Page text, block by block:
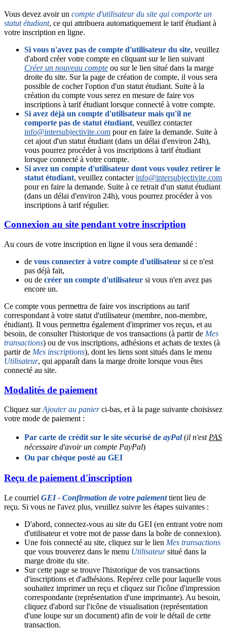
Vous devez avoir un compte d'utilisateur du site qui comporte un
statut étudiant, ce qui attribuera automatiquement le tarif étudiant à
votre inscription en ligne.
Si vous n'avez pas de compte d'utilisateur du site, veuillez
d'abord créer votre compte en cliquant sur le lien suivant
Créer un nouveau compte ou sur le lien situé dans la marge
droite du site. Sur la page de création de compte, il vous sera
possible de cocher l'option d'un statut étudiant. Suite à la
création du compte vous serez en mesure de faire vos
inscriptions à tarif étudiant lorsque connecté à votre compte.
Si avez déjà un compte d'utilisateur mais qu'il ne
comporte pas de statut étudiant, veuillez contacter
info@intersubjectivite.com pour en faire la demande. Suite à
cet ajout d'un statut étudiant (dans un délai d'environ 24h),
vous pourrez procéder à vos inscriptions à tarif étudiant
lorsque connecté à votre compte.
Si avez un compte d'utilisateur dont vous voulez retirer le
statut étudiant, veuillez contacterinfo@intersubjectivite.com
pour en faire la demande. Suite à ce retrait d'un statut étudiant
(dans un délai d'environ 24h), vous pourrez procéder à vos
inscriptions à tarif régulier.
Connexion au site pendant votre inscription
Au cours de votre inscription en ligne il vous sera demandé :
de vous connecter à votre compte d'utilisateur si ce n'est
pas déjà fait,
ou de créer un compte d'utilisateur si vous n'en avez pas
encore un.
Ce compte vous permettra de faire vos inscriptions au tarif
correspondant à votre statut d'utilisateur (membre, non-membre,
étudiant). Il vous permettra également d'imprimer vos reçus, et au
besoin, de consulter l'historique de vos transactions (à partir de Mes
transactions) ou de vos inscriptions, adhésions et achats de textes (à
partir de Mes inscriptions), dont les liens sont situés dans le menu
Utilisateur, qui apparaît dans la marge droite lorsque vous êtes
connecté au site.
Modalités de paiement
Cliquez surAjouter au panierci-bas, et à la page suivante choisissez
votre mode de paiement :
Par carte de crédit sur le site sécurisé de ayPal(il n'estPAS
nécessaire d'avoir un compte PayPal)
Ou par chèque posté au GEI
Reçu de paiement d'inscription
Le courriel GEI - Confirmation de votre paiementtient lieu de
reçu. Si vous ne l'avez plus, veuillez suivre les étapes suivantes :
D'abord, connectez-vous au site du GEI (en entrant votre nom
d'utilisateur et votre mot de passe dans la boîte de connexion).
Une fois connecté au site, cliquez sur le lien Mes transactions
que vous trouverez dans le menu Utilisateursitué dans la
marge droite du site.
Sur cette page se trouve l'historique de vos transactions
d'inscriptions et d'adhésions. Repérez celle pour laquelle vous
souhaitez imprimer un reçu et cliquez sur l'icône d'impression
correspondante (représentation d'une imprimante). Au besoin,
cliquez d'abord sur l'icône de visualisation (représentation
d'une loupe sur un document) afin de voir le détail de cette
transaction.